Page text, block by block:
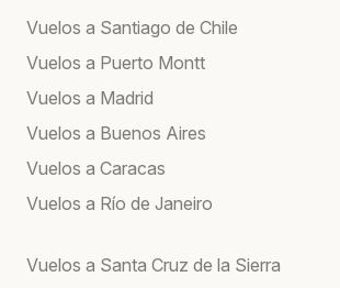
Vuelos a Santiago de Chile
Vuelos a Puerto Montt
Vuelos a Madrid
Vuelos a Buenos Aires
Vuelos a Caracas
Vuelos a Río de Janeiro
Vuelos a Santa Cruz de la Sierra